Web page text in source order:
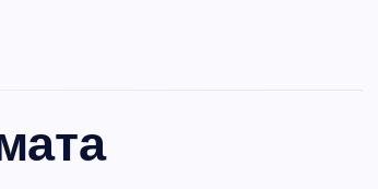
женското щастие